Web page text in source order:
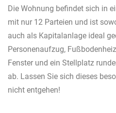
Die Wohnung befindet sich in
mit nur 12 Parteien und ist
auch als Kapitalanlage ideal
Personenaufzug,
Fenster und ein Stellplatz
ab. Lassen Sie sich dieses
nicht entgehen!